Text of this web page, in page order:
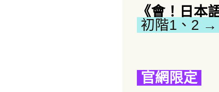
《會！日本
初階1 、 2 →
官網限定